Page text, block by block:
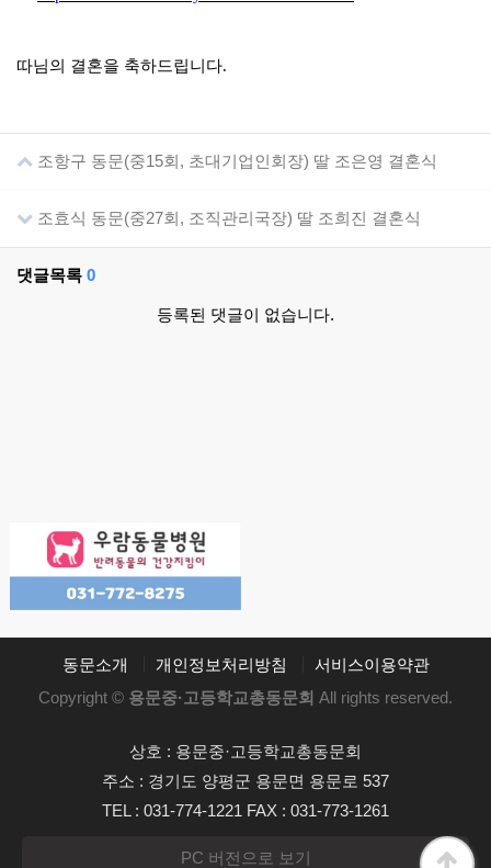
따님의 결혼을 축하드립니다.
조항구 동문(중15회, 초대기업인회장) 딸 조은영 결혼식
조효식 동문(중27회, 조직관리국장) 딸 조희진 결혼식
댓글목록 0
등록된 댓글이 없습니다.
동문소개 개인정보처리방침
서비스이용약관
Copyright © 용문중·고등학교총동문회 All rights reserved.
상호 : 용문중·고등학교총동문회
주소 : 경기도 양평군 용문면 용문로 537
TEL : 031-774-1221 FAX : 031-773-1261
PC 버전으로 보기